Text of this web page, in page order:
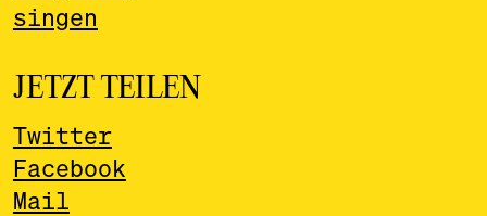
singen
JETZT TEILEN
Twitter
Facebook
Mail